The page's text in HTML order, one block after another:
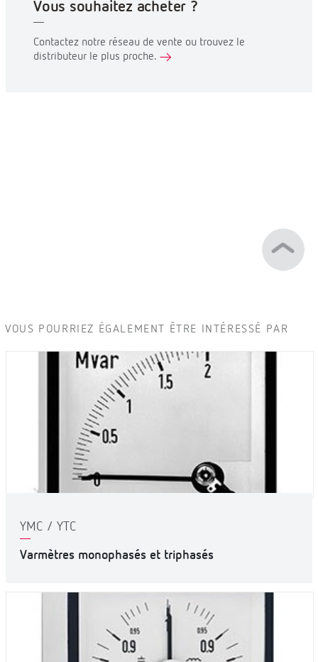
Vous souhaitez acheter ?
Contactez notre réseau de vente ou trouvez le
distributeur le plus proche.
VOUS POURRIEZ ÉGALEMENT ÊTRE INTÉRESSÉ PAR
YMC / YTC
Varmètres monophasés et triphasés